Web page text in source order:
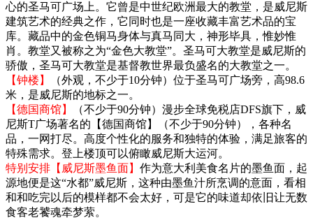
心的圣马可广场上。它曾是中世纪欧洲最大的教堂，是威尼斯
建筑艺术的经典之作，它同时也是一座收藏丰富艺术品的宝
库。藏品中的金色铜马身体与真马同大，神形毕具，惟妙惟
肖。教堂又被称之为“金色大教堂”。圣马可大教堂是威尼斯的
骄傲，圣马可大教堂是基督教世界最负盛名的大教堂之一。
【钟楼】
（外观，不少于10分钟）位于圣马可广场旁，高98.6
米，是威尼斯的地标之一。
【德国商馆】
（不少于90分钟）漫步全球免税店DFS旗下，威
尼斯T广场著名的【德国商馆】（不少于90分钟），各种名
品，一网打尽。高度个性化的服务和独特的体验，满足旅客的
特殊需求。登上楼顶可以俯瞰威尼斯大运河。
特别安排【威尼斯墨鱼面】 作为意大利美食名片的墨鱼面，起
源地便是这“水都”威尼斯，这种由墨鱼汁所烹调的意面，看相
和和吃完以后的模样都不会太好，可是它的味道却依旧让无数
食客老饕魂牵梦萦。